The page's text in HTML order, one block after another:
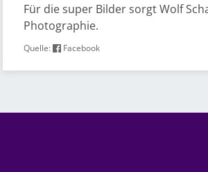
Für die super Bilder sorgt Wolf
Photographie.
Quelle: Facebook